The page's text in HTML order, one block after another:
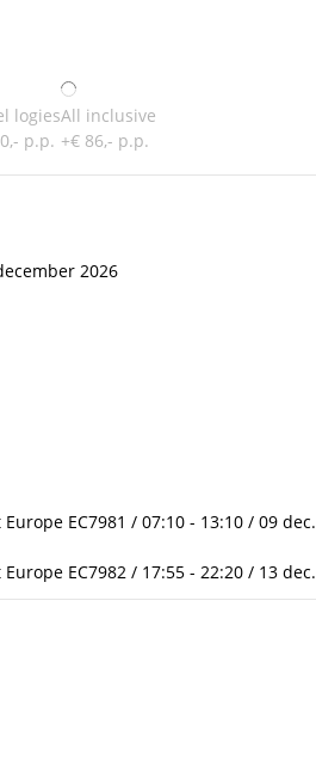
logies
p.p.
All inclusive
+€ 86,- p.p.
2026
EC7981 / 07:10 - 13:10 / 09 dec.
EC7982 / 17:55 - 22:20 / 13 dec.